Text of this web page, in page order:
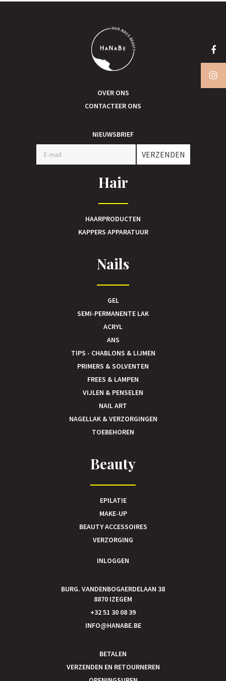
OVER ONS
CONTACTEER ONS
NIEUWSBRIEF
VERZENDEN
Hair
HAARPRODUCTEN
KAPPERS APPARATUUR
Nails
GEL
SEMI-PERMANENTE LAK
ACRYL
ANS
TIPS - CHABLONS & LIJMEN
PRIMERS & SOLVENTEN
FREES & LAMPEN
VIJLEN & PENSELEN
NAIL ART
NAGELLAK & VERZORGINGEN
TOEBEHOREN
Beauty
EPILATIE
MAKE-UP
BEAUTY ACCESSOIRES
VERZORGING
INLOGGEN
BURG. VANDENBOGAERDELAAN 38
8870 IZEGEM
+32 51 30 08 39
INFO@HANABE.BE
BETALEN
VERZENDEN EN RETOURNEREN